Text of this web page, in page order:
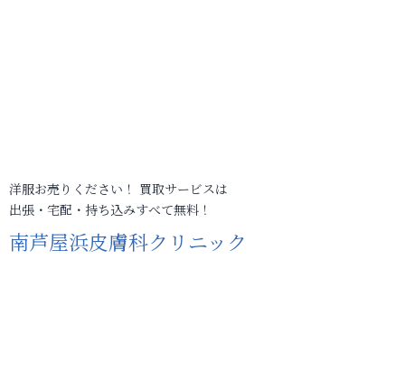
洋服お売りください！ 買取サービスは
出張・宅配・持ち込みすべて無料！
南芦屋浜皮膚科クリニック